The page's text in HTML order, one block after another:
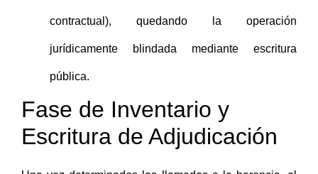
contractual), quedando la operación
jurídicamente blindada mediante escritura
pública.
Fase de Inventario y
Escritura de Adjudicación